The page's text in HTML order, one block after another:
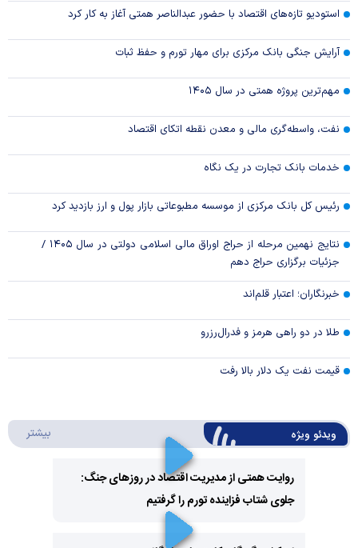
استودیو تازه‌های اقتصاد با حضور عبدالناصر همتی آغاز به کار کرد
آرایش جنگی بانک مرکزی برای مهار تورم و حفظ ثبات
مهم‌ترین پروژه همتی در سال ۱۴۰۵
نفت، واسطه‌گری مالی و معدن نقطه اتکای اقتصاد
خدمات بانک تجارت در یک نگاه
رئیس کل بانک مرکزی از موسسه مطبوعاتی بازار پول و ارز بازدید کرد
نتایج نهمین مرحله از حراج اوراق مالی اسلامی دولتی در سال ۱۴۰۵ /
جزئیات برگزاری حراج دهم
خبرنگاران؛ اعتبار قلم‌اند
طلا در دو راهی هرمز و فدرال‌رزرو
قیمت نفت یک دلار بالا رفت
ویدئو ویژه بیشتر
Play
روایت همتی از مدیریت اقتصاد در روزهای جنگ:
جلوی شتاب فزاینده تورم را گرفتیم